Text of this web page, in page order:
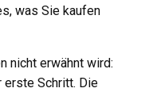
was Sie kaufen
nicht erwähnt wird:
erste Schritt. Die